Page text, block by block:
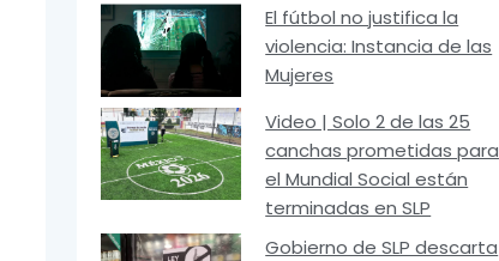
El fútbol no justifica la
violencia: Instancia de las
Mujeres
Video | Solo 2 de las 25
canchas prometidas para
el Mundial Social están
terminadas en SLP
Gobierno de SLP descarta